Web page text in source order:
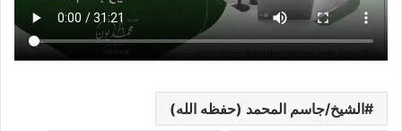
الشيخ/جاسم المحمد (حفظه الله)